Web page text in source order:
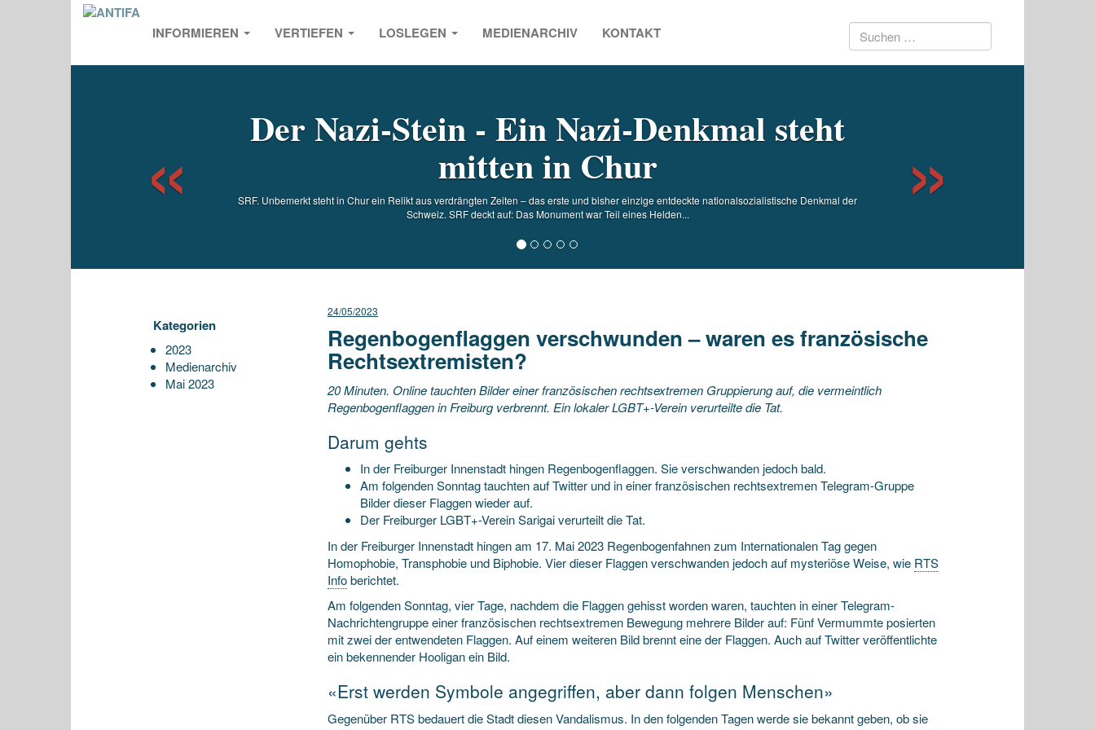
INFORMIEREN VERTIEFEN LOSLEGEN MEDIENARCHIV KONTAKT Suchen
Der Nazi-Stein - Ein Nazi-Denkmal steht
mitten in Chur
SRF. Unbemerkt steht in Chur ein Relikt aus verdrängten Zeiten – das erste und bisher einzige entdeckte nationalsozialistische Denkmal der
Schweiz. SRF deckt auf: Das Monument war Teil eines Helden...
Previous
Kategorien
2023
Medienarchiv
Mai 2023
24/05/2023
Regenbogenflaggen verschwunden – waren es französische
Rechtsextremisten?
20 Minuten. Online tauchten Bilder einer französischen rechtsextremen Gruppierung auf, die vermeintlich
Regenbogenflaggen in Freiburg verbrennt. Ein lokaler LGBT+-Verein verurteilte die Tat.
Darum gehts
In der Freiburger Innenstadt hingen Regenbogenflaggen. Sie verschwanden jedoch bald.
Am folgenden Sonntag tauchten auf Twitter und in einer französischen rechtsextremen Telegram-Gruppe
Bilder dieser Flaggen wieder auf.
Der Freiburger LGBT+-Verein Sarigai verurteilt die Tat.
In der Freiburger Innenstadt hingen am 17. Mai 2023 Regenbogenfahnen zum Internationalen Tag gegen
Homophobie, Transphobie und Biphobie. Vier dieser Flaggen verschwanden jedoch auf mysteriöse Weise, wie RTS
Infoberichtet.
Am folgenden Sonntag, vier Tage, nachdem die Flaggen gehisst worden waren, tauchten in einer Telegram-
Nachrichtengruppe einer französischen rechtsextremen Bewegung mehrere Bilder auf: Fünf Vermummte posierten
mit zwei der entwendeten Flaggen. Auf einem weiteren Bild brennt eine der Flaggen. Auch auf Twitter veröffentlichte
ein bekennender Hooligan ein Bild.
«Erst werden Symbole angegriffen, aber dann folgen Menschen»
Gegenüber RTS bedauert die Stadt diesen Vandalismus. In den folgenden Tagen werde sie bekannt geben, ob sie